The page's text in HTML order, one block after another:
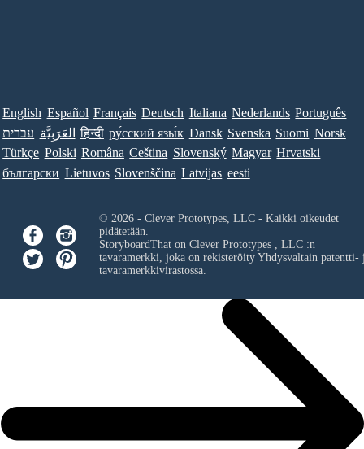
English Español Français Deutsch Italiana Nederlands Português
עברית العَرَبِيَّة हिन्दी ру́сский язы́к Dansk Svenska Suomi Norsk
Türkçe Polski Româna Ceština Slovenský Magyar Hrvatski
български Lietuvos Slovenščina Latvijas eesti
© 2026 - Clever Prototypes, LLC - Kaikki oikeudet
pidätetään.
StoryboardThat on Clever Prototypes , LLC:n
tavaramerkki, joka on rekisteröity Yhdysvaltain patentti-
tavaramerkkivirastossa.